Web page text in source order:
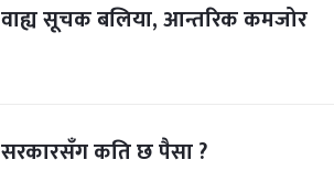
वाह्य सूचक बलिया, आन्तरिक कमजोर
सरकारसँग कति छ पैसा ?